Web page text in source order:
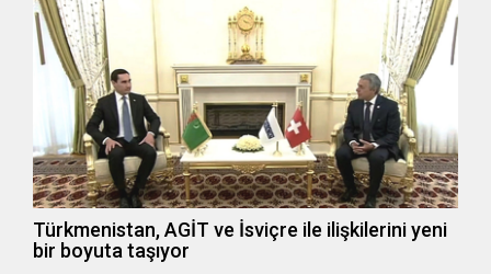
Türkmenistan, AGİT ve İsviçre ile ilişkilerini yeni
bir boyuta taşıyor